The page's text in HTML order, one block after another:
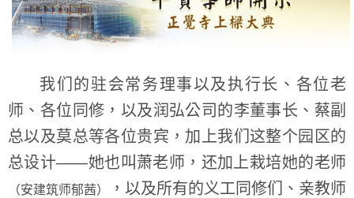
我们的驻会常务理事以及执行长、各位老
师、各位同修，以及润弘公司的李董事长、蔡副
总以及莫总等各位贵宾，加上我们这整个园区的
总设计——她也叫萧老师，还加上栽培她的老师
（安建筑师郁茜）
，以及所有的义工同修们、亲教师